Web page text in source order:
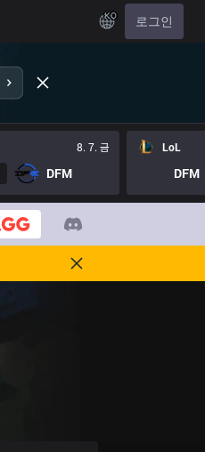
KO 로그인
8. 7. 금
DFM
LoL
DFM